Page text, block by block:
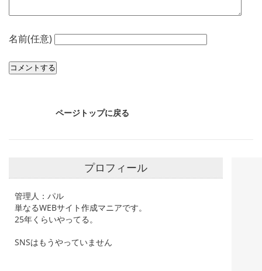
名前(任意)
ページトップに戻る
プロフィール
管理人：パル
単なるWEBサイト作成マニアです。
25年くらいやってる。
SNSはもうやっていません